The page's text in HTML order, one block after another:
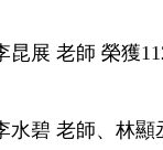
昆展 老師 榮獲
水碧 老師、林